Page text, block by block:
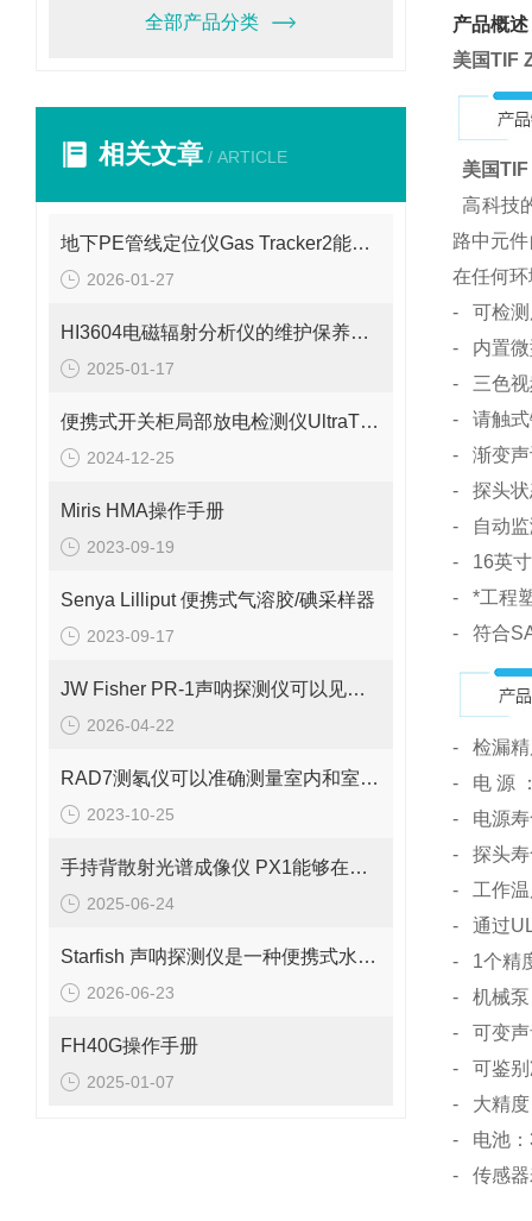
全部产品分类
相关文章 / ARTICLE
地下PE管线定位仪Gas Tracker2能够准确地定位PE管线的位置
2026-01-27
HI3604电磁辐射分析仪的维护保养需要从多个方面入手
2025-01-17
便携式开关柜局部放电检测仪UltraTEV Plus+
2024-12-25
Miris HMA操作手册
2023-09-19
Senya Lilliput 便携式气溶胶/碘采样器
2023-09-17
JW Fisher PR-1声呐探测仪可以见于多个场景中
2026-04-22
RAD7测氡仪可以准确测量室内和室外的氡浓度
2023-10-25
手持背散射光谱成像仪 PX1能够在短时间内生成被检测物体的图像
2025-06-24
Starfish 声呐探测仪是一种便携式水下成像设备
2026-06-23
FH40G操作手册
2025-01-07
产品概述
美国TIF
美国
高科技
路中元
在任何
- 可检测
- 内置微
- 三色视
- 请触式
- 渐变声
- 探头状
- 自动监
- 16英
- *工程
- 符合
- 检漏精
- 电 源
- 电源寿
- 探头寿
- 工作温
- 通过
- 1个精
- 机械泵
- 可变声
- 可鉴别
- 大精度
- 电池：
- 传感器